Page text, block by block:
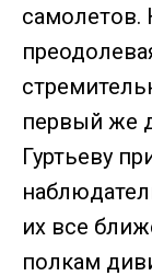
первый же
Гуртьеву
их все
полкам